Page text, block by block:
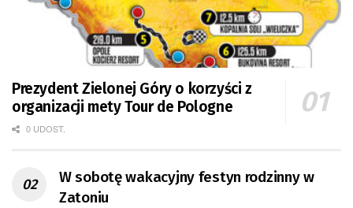
Prezydent Zielonej Góry o korzyści z
organizacji mety Tour de Pologne
0 UDOST.
W sobotę wakacyjny festyn rodzinny w
Zatoniu